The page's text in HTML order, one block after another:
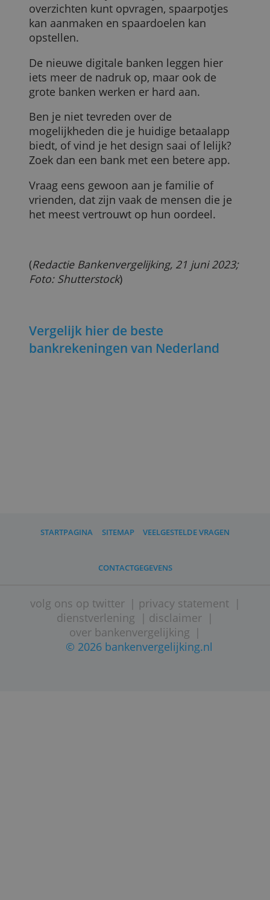
Ook de kwaliteit van de service verschilt
enorm per bank. Bankenvergelijking
hier niet lang geleden uitgebreid
onderzoek naar. Welke banken hebben
de beste klantenservice? De resultaten
van onze test vind je indit artikel
5. Nuttige functies in de app kunnen je
helpen
zicht en grip te houden op hun geld. Hoe
ze dat doen, verschilt ook nogal. Het is
bijvoorbeeld fijn als je in de app een
kan aanmaken en spaardoelen kan
opstellen.
iets meer de nadruk op, maar ook de
grote banken werken er hard aan.
Foto: Shutterstock)
Vergelijk hier de beste
bankrekeningen van Nederland